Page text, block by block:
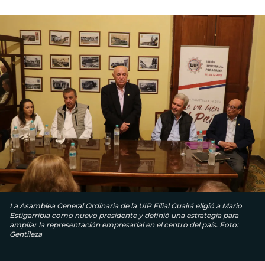
La Asamblea General Ordinaria de la UIP Filial Guairá eligió a Mario
Estigarribia como nuevo presidente y definió una estrategia para
ampliar la representación empresarial en el centro del país. Foto:
Gentileza